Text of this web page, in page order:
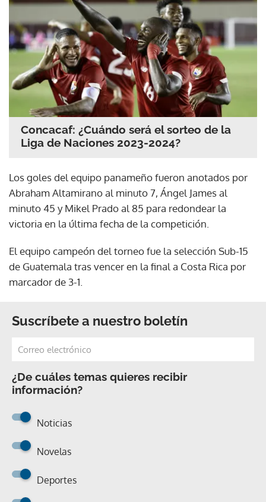
Concacaf: ¿Cuándo será el sorteo de la
Liga de Naciones 2023-2024?
Los goles del equipo panameño fueron anotados por
Abraham Altamirano al minuto 7, Ángel James al
minuto 45 y Mikel Prado al 85 para redondear la
victoria en la última fecha de la competición.
El equipo campeón del torneo fue la selección Sub-15
de Guatemala tras vencer en la final a Costa Rica por
marcador de 3-1.
Suscríbete a nuestro boletín
¿De cuáles temas quieres recibir
información?
Noticias
Novelas
Deportes